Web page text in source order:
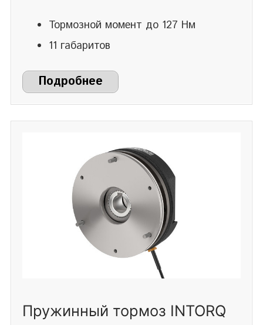
Тормозной момент до 127 Нм
11 габаритов
Подробнее
Пружинный тормоз INTORQ